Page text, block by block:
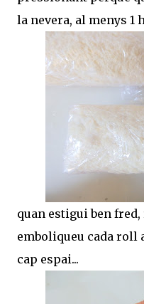
la nevera, al menys 1
quan estigui ben
emboliqueu cada roll
cap espai...